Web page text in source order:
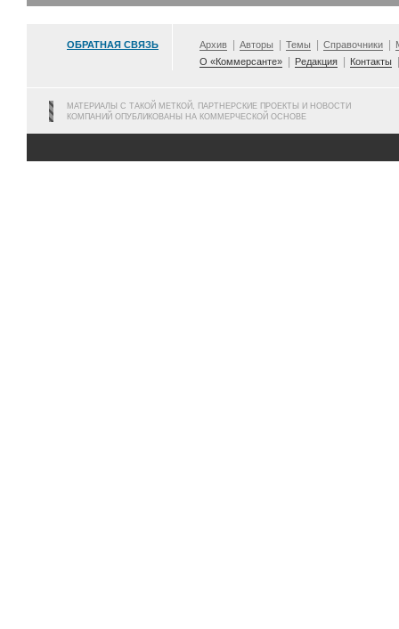
ОБРАТНАЯ СВЯЗЬ Архив Авторы Темы Справочники
О «Коммерсанте»
Редакция Контакты
МАТЕРИАЛЫ С ТАКОЙ МЕТКОЙ, ПАРТНЕРСКИЕ ПРОЕКТЫ И НОВОСТИ
КОМПАНИЙ ОПУБЛИКОВАНЫ НА КОММЕРЧЕСКОЙ ОСНОВЕ